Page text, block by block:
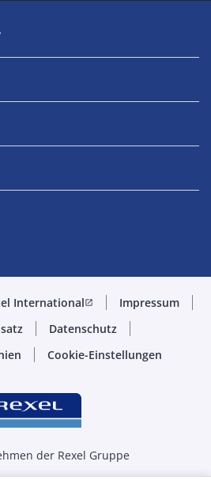
Internationalopen_in_new
Impressum
Datenschutz
Cookie-Einstellungen
der Rexel Gruppe